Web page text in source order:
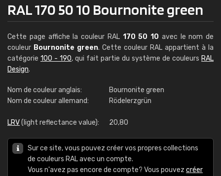
RAL 170 50 10 Bournonite green
Cette page affiche la couleur RAL 170 50 10 avec le nom de
couleur Bournonite green. Cette couleur RAL appartient à la
catégorie 100 - 190, qui fait partie du système de couleurs RAL
Design.
Nom de couleur anglais:
Bournonite green
Nom de couleur allemand:
Rödelerzgrün
LRV(light reflectance value): 20,80
Sur ce site, vous pouvez créer vos propres collections
de couleurs RAL avec un compte.
Vous n'avez pas encore de compte? Vous pouvez créer